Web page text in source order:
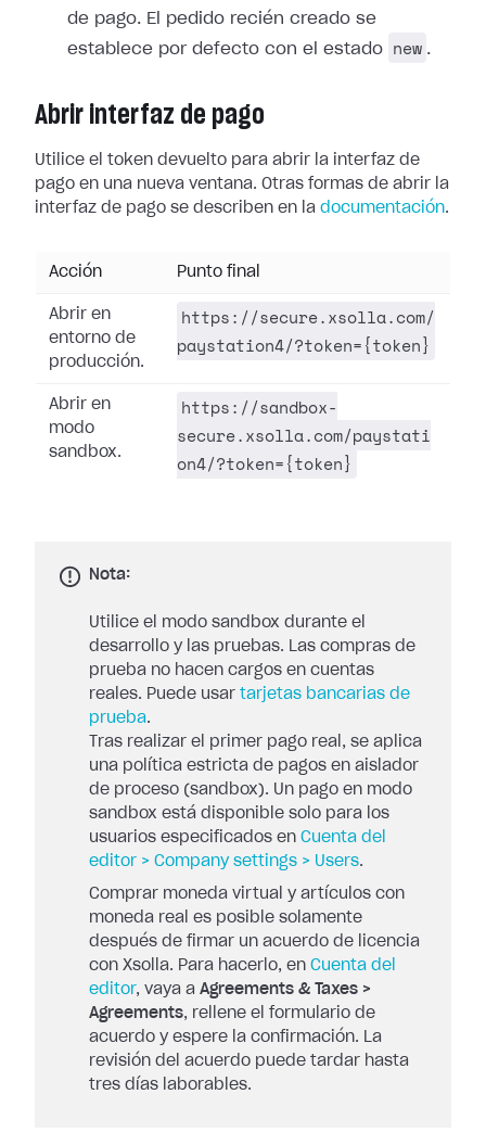
de pago. El pedido recién creado se
establece por defecto con el estado
new .
Abrir interfaz de pago
Utilice el token devuelto para abrir la interfaz de
pago en una nueva ventana. Otras formas de abrir la
interfaz de pago se describen en la documentación.
Acción Punto final
Abrir en
entorno de
producción.
https://secure.xsolla.com/
paystation4/?token={token}
Abrir en
modo
sandbox.
https://sandbox-
secure.xsolla.com/paystati
on4/?token={token}
Nota:
Utilice el modo sandbox durante el
desarrollo y las pruebas. Las compras de
prueba no hacen cargos en cuentas
reales. Puede usar tarjetas bancarias de
prueba.
Tras realizar el primer pago real, se aplica
una política estricta de pagos en aislador
de proceso (sandbox). Un pago en modo
sandbox está disponible solo para los
usuarios especificados en Cuenta del
editor > Company settings > Users.
Comprar moneda virtual y artículos con
moneda real es posible solamente
después de firmar un acuerdo de licencia
con Xsolla. Para hacerlo, en Cuenta del
editor, vaya a Agreements & Taxes >
Agreements, rellene el formulario de
acuerdo y espere la confirmación. La
revisión del acuerdo puede tardar hasta
tres días laborables.